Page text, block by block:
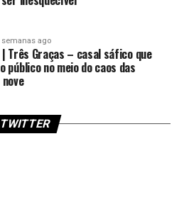
semanas ago
| Três Graças – casal sáfico que
público no meio do caos das
TWITTER